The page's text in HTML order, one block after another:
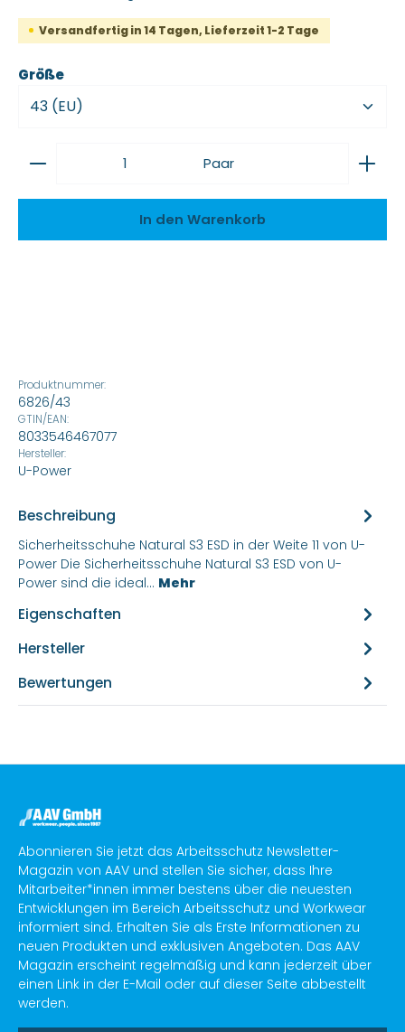
Versandfertig in 14 Tagen, Lieferzeit 1-2 Tage
Größeauswählen
Produkt Anzahl: Gib den gewünschten Wert
Paar
In den Warenkorb
Produktnummer:
6826/43
GTIN/EAN:
8033546467077
Hersteller:
U-Power
Beschreibung
Sicherheitsschuhe Natural S3 ESD in der Weite 11 von U-
Power Die Sicherheitsschuhe Natural S3 ESD von U-
Power sind die ideal… Mehr
Eigenschaften
Hersteller
Bewertungen
Abonnieren Sie jetzt das Arbeitsschutz Newsletter-
Magazin von AAV und stellen Sie sicher, dass Ihre
Mitarbeiter*innen immer bestens über die neuesten
Entwicklungen im Bereich Arbeitsschutz und Workwear
informiert sind. Erhalten Sie als Erste Informationen zu
neuen Produkten und exklusiven Angeboten. Das AAV
Magazin erscheint regelmäßig und kann jederzeit über
einen Link in der E-Mail oder auf dieser Seite abbestellt
werden.